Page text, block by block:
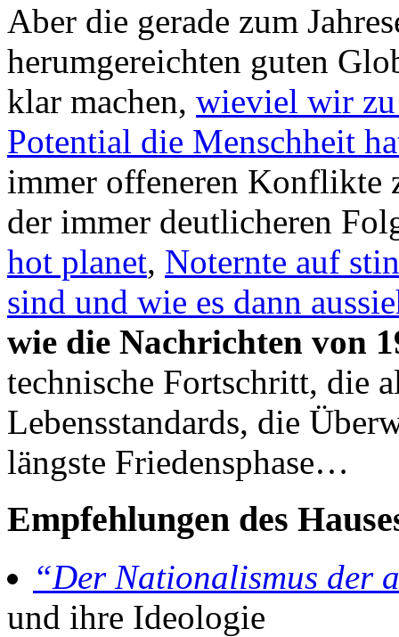
Aber die gerade zum
herumgereichten guten
klar machen, wieviel wir
Potential die Menschheit
immer offeneren Konflikte
der immer deutlicheren
hot planet, Noternte auf
sind und wie es dann
wie die Nachrichten von
technische Fortschritt, die
Lebensstandards, die
längste Friedensphase…
Empfehlungen des
“Der Nationalismus der
und ihre Ideologie